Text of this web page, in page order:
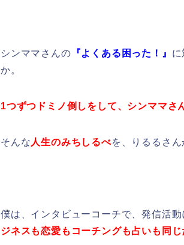
シンママさんの 『よくある困った！』
か。
1つずつドミノ倒しをして、シンママさ
そんな 人生のみちしるべを、りるるさん
僕は、インタビューコーチで、発信活
ジネスも恋愛もコーチングも占いも同じ